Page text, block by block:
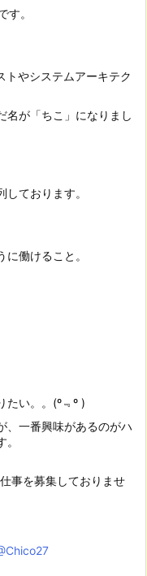
。
やシステムアーキテク
名が「ちこ」になりまし
ております。
働けること。
たい。。(º﹃º )
、一番興味があるのがハ
事を募集しておりませ